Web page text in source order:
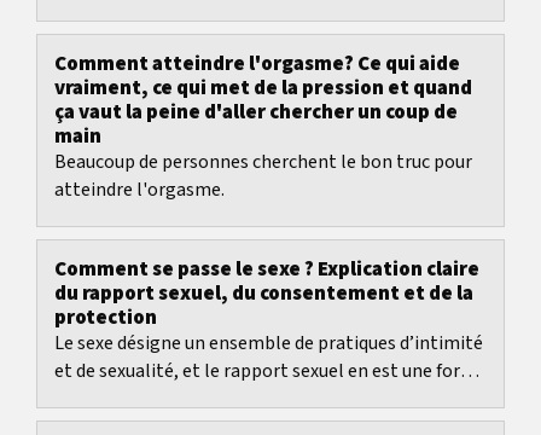
Comment atteindre l'orgasme? Ce qui aide
vraiment, ce qui met de la pression et quand
ça vaut la peine d'aller chercher un coup de
main
Beaucoup de personnes cherchent le bon truc pour
atteindre l'orgasme.
Comment se passe le sexe ? Explication claire
du rapport sexuel, du consentement et de la
protection
Le sexe désigne un ensemble de pratiques d’intimité
et de sexualité, et le rapport sexuel en est une forme